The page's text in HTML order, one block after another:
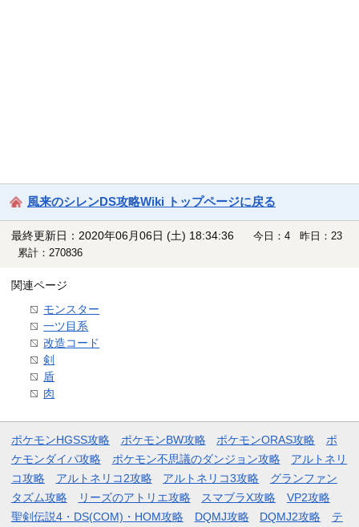
風来のシレンDS攻略Wiki トップページに戻る
最終更新日：2020年06月06日 (土) 18:34:36
今日：4 昨日：23
累計：270836
関連ページ
モンスター
一ツ目系
改造コード
剣
盾
肉
ポケモンHGSS攻略 ポケモンBW攻略 ポケモンORAS攻略
ポ
ケモンダイパ攻略
ポケモン不思議のダンジョン攻略
アルトネリ
コ攻略
アルトネリコ2攻略 アルトネリコ3攻略
グランファン
タズム攻略
リーズのアトリエ攻略 スマブラX攻略
VP2攻略
聖剣伝説4・DS(COM)・HOM攻略
DQMJ攻略 DQMJ2攻略 テ